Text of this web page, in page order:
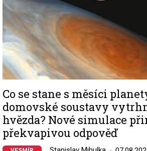
Co se stane s měsíci
domovské soustavy
hvězda? Nové simulace
překvapivou odpověď